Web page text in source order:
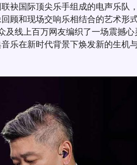
袂国际顶尖乐手组成的电声乐队
顾和现场交响乐相结合的艺术形
线上百万网友编织了一场震撼
乐在新时代背景下焕发新的生机